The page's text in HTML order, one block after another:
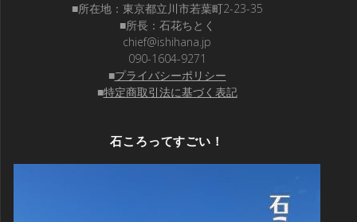
■所在地：東京都立川市若葉町2-23-35
■所長：石花ちとく
chief@ishihana.jp
090-1604-9271
■プライバシーポリシー
■特定商取引法に基づく表記
石ころってすごい！